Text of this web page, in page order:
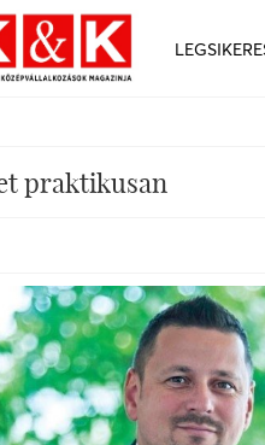
praktikusan